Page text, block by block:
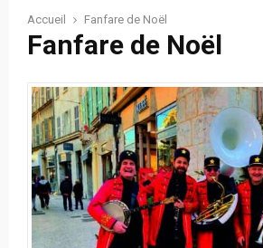
Accueil Fanfare de Noël
Fanfare de Noël